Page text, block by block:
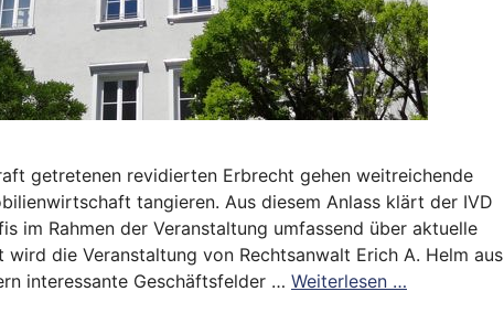
getretenen revidierten Erbrecht gehen weitreichende
tangieren. Aus diesem Anlass klärt der IVD
im Rahmen der Veranstaltung umfassend über aktuelle
die Veranstaltung von Rechtsanwalt Erich A. Helm aus
interessante Geschäftsfelder … Weiterlesen …